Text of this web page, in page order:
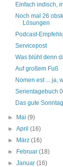
Einfach indisch,
Noch mal 26
Lösungen
Podcast-
Servicepost
Was blüht denn
Auf großem Fuß
Nomen est ... ja,
Serientagebuch
Das gute
► Mai(9)
►April(16)
►
März(16)
►
Februar(18)
►Januar(16)